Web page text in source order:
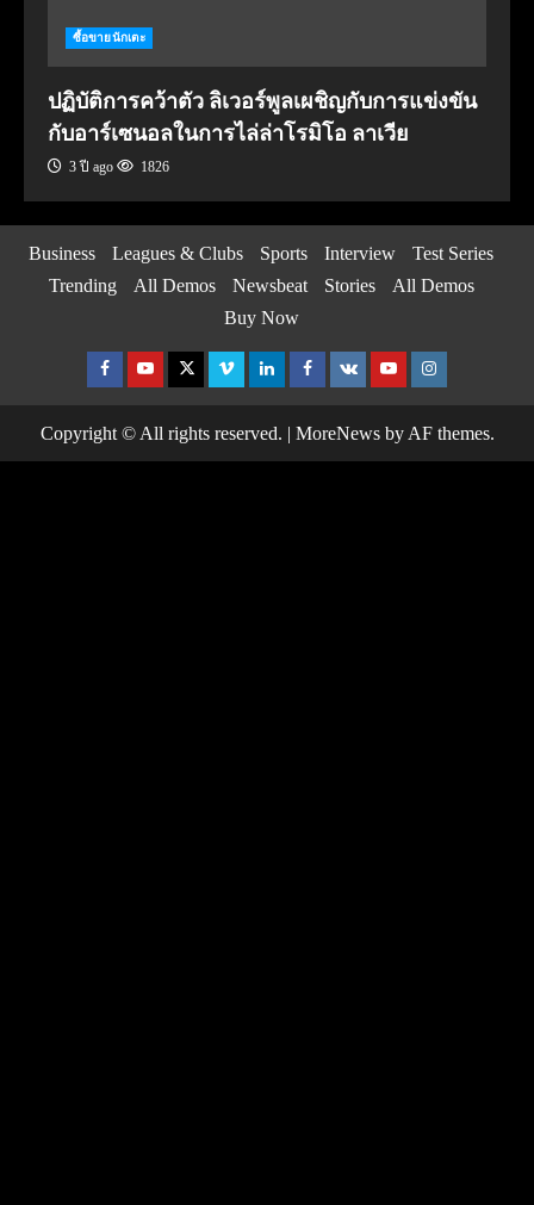
ซื้อขายนักเตะ
ปฏิบัติการคว้าตัว ลิเวอร์พูลเผชิญกับการแข่งขัน
กับอาร์เซนอลในการไล่ล่าโรมิโอ ลาเวีย
3 ปี ago 1826
Business Leagues & Clubs Sports Interview
Test Series
Trending
All Demos Newsbeat Stories
All Demos
Buy Now
Facebook
YoutubeTwitterVimeoLinkedinFacebook
VK YoutubeInstagram
Copyright © All rights reserved. | MoreNewsby AF themes.